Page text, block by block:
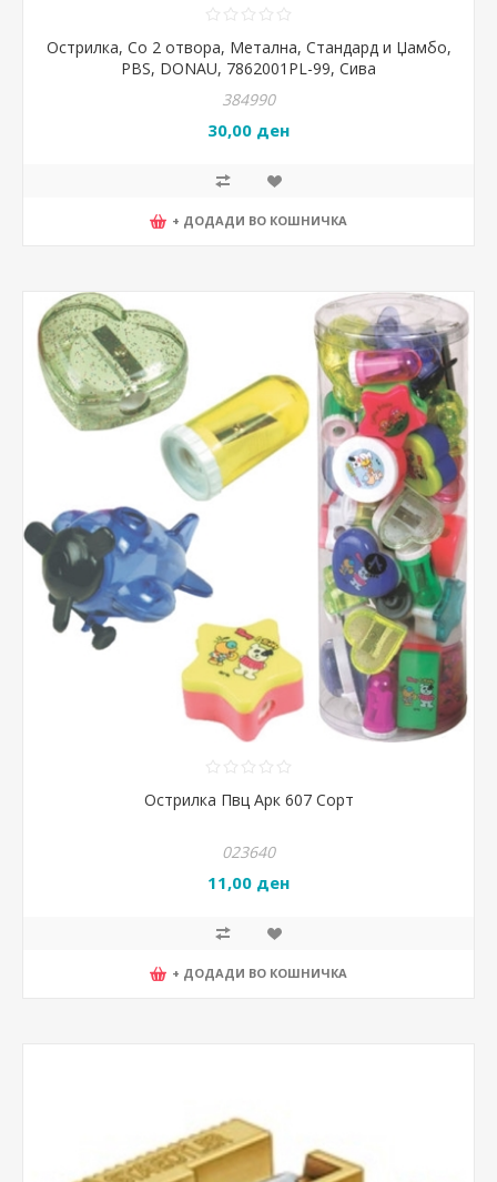
Острилка, Со 2 отвора, Метална, Стандард и Џамбо,
PBS, DONAU, 7862001PL-99, Сива
384990
30,00 ден
+ ДОДАДИ ВО КОШНИЧКА
Острилка Пвц Арк 607 Сорт
023640
11,00 ден
+ ДОДАДИ ВО КОШНИЧКА